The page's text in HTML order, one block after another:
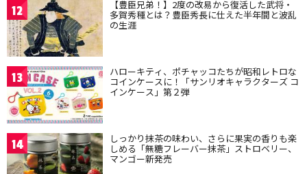
12 【豊臣兄弟！】2度の改易から復活した武将・
多賀秀種とは？豊臣秀長に仕えた半年間と波乱
の生涯
13 ハローキティ、ポチャッコたちが昭和レトロな
コインケースに！「サンリオキャラクターズ コ
インケース」第２弾
14 しっかり抹茶の味わい、さらに果実の香りも楽
しめる「無糖フレーバー抹茶」ストロベリー、
マンゴー新発売